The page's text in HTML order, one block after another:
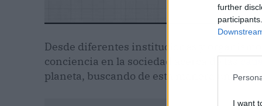
further
I want
Desde diferentes instituciones y
conciencia en la sociedad acerca de las
planeta, buscando de esta manera una